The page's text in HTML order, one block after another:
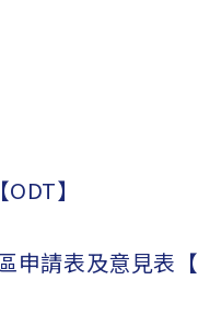
】
申請表及意見表